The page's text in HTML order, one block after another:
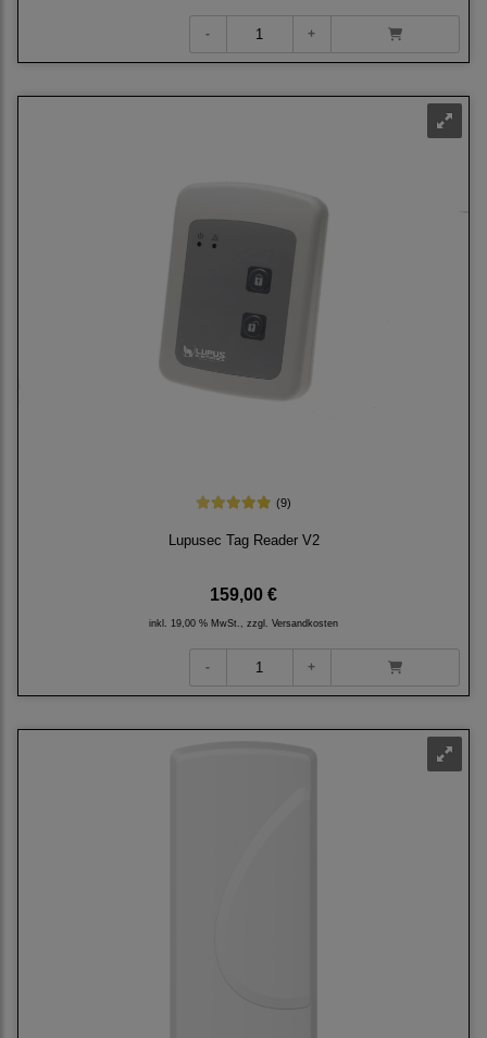
(9)
Lupusec Tag Reader V2
159,00 €
inkl. 19,00 % MwSt., zzgl. Versandkosten